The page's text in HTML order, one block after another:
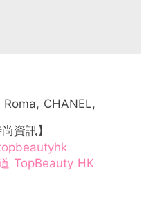
CHANEL,
資訊】
TopBeauty HK